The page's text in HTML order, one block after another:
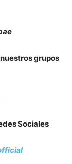
grupos
Sociales